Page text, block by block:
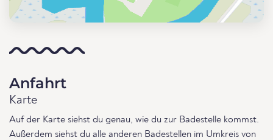
Anfahrt
Karte
Auf der Karte siehst du genau, wie du zur Badestelle kommst.
Außerdem siehst du alle anderen Badestellen im Umkreis von